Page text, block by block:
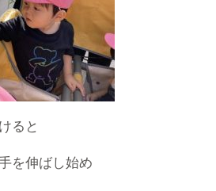
ると
を伸ばし始め